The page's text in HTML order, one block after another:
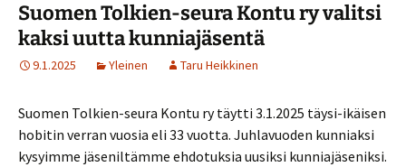
Suomen Tolkien-seura Kontu ry valitsi
kaksi uutta kunniajäsentä
9.1.2025 Yleinen Taru Heikkinen
Suomen Tolkien-seura Kontu ry täytti 3.1.2025 täysi-ikäisen
hobitin verran vuosia eli 33 vuotta. Juhlavuoden kunniaksi
kysyimme jäseniltämme ehdotuksia uusiksi kunniajäseniksi.